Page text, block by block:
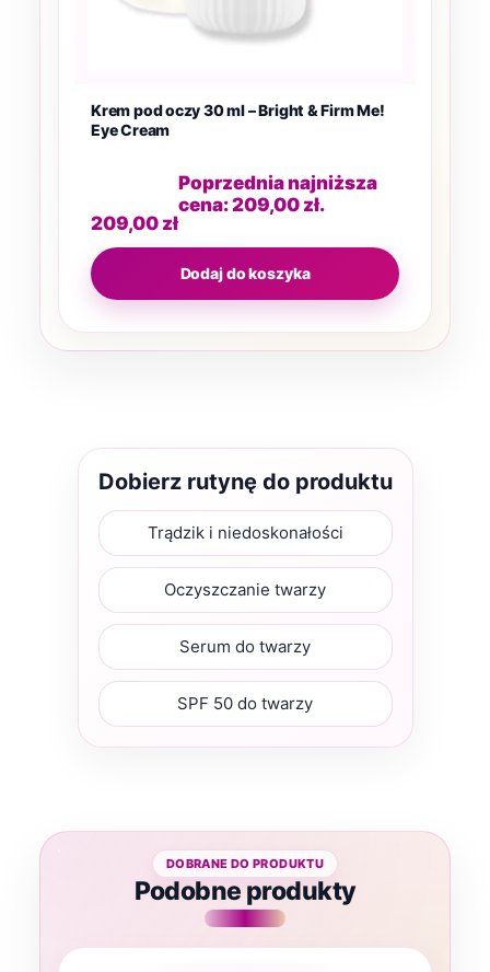
Krem pod oczy 30 ml – Bright & Firm Me!
Eye Cream
209,00 zł
Poprzednia najniższa
cena:209,00 zł.
Dodaj do koszyka
Dobierz rutynę do produktu
Trądzik i niedoskonałości
Oczyszczanie twarzy
Serum do twarzy
SPF 50 do twarzy
Podobne produkty